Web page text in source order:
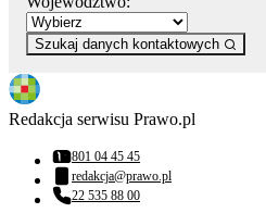
Szukaj danych kontaktowych
Redakcja serwisu Prawo.pl
Numer telefonu:
801 04 45 45
Adres email:
redakcja@prawo.pl
Numer telefonu:
22 535 88 00